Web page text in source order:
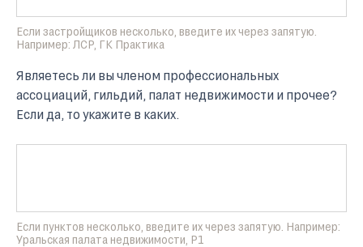
Если застройщиков несколько, введите их через запятую.
Например: ЛСР, ГК Практика
Являетесь ли вы членом профессиональных
ассоциаций, гильдий, палат недвижимости и прочее?
Если да, то укажите в каких.
Если пунктов несколько, введите их через запятую. Например:
Уральская палата недвижимости, P1